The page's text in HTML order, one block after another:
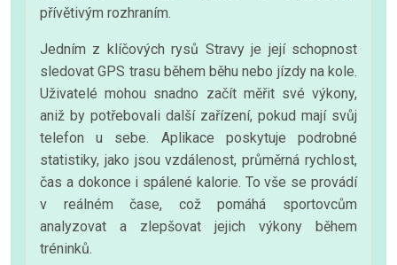
přívětivým rozhraním.
Jedním z klíčových rysů Stravy je její schopnost
sledovat GPS trasu během běhu nebo jízdy na kole.
Uživatelé mohou snadno začít měřit své výkony,
aniž by potřebovali další zařízení, pokud mají svůj
telefon u sebe. Aplikace poskytuje podrobné
statistiky, jako jsou vzdálenost, průměrná rychlost,
čas a dokonce i spálené kalorie. To vše se provádí
v reálném čase, což pomáhá sportovcům
analyzovat a zlepšovat jejich výkony během
tréninků.